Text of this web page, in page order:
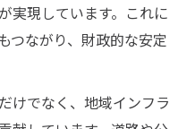
みよい街の本質
業界の工夫とは
適な生活基盤
環境に及ぼす効果
実現しています。これに
つながり、財政的な安定
けでなく、地域インフラ